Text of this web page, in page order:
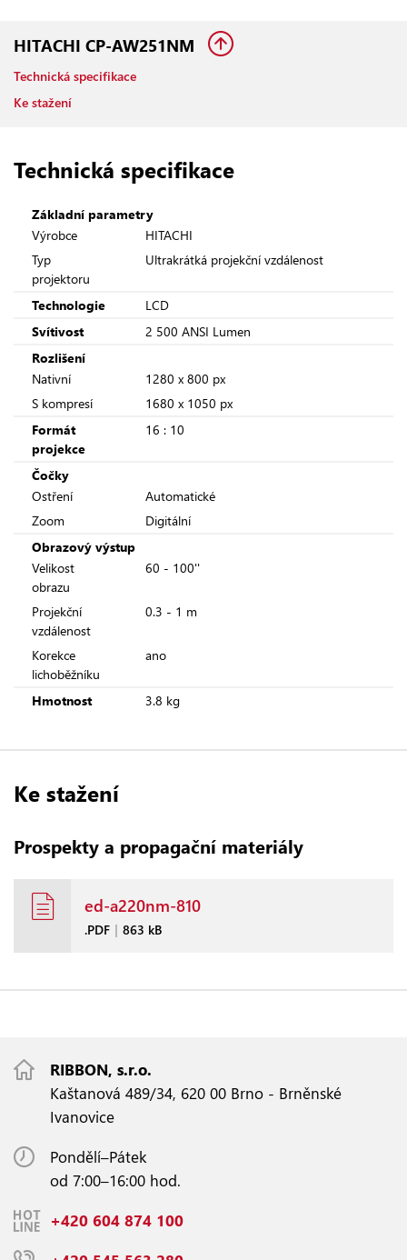
HITACHI CP-AW251NM
Technická specifikace
Ke stažení
Technická specifikace
Základní parametry
Výrobce
HITACHI
Typ
projektoru
Ultrakrátká projekční vzdálenost
Technologie
LCD
Svítivost
2 500 ANSI Lumen
Rozlišení
Nativní
1280 x 800 px
S kompresí
1680 x 1050 px
Formát
projekce
16 : 10
Čočky
Ostření
Automatické
Zoom
Digitální
Obrazový výstup
Velikost
obrazu
60 - 100''
Projekční
vzdálenost
0.3 - 1 m
Korekce
lichoběžníku
ano
Hmotnost 3.8 kg
Ke stažení
Prospekty a propagační materiály
ed-a220nm-810
.PDF | 863 kB
RIBBON, s.r.o.
Kaštanová 489/34, 620 00 Brno - Brněnské
Ivanovice
Pondělí–Pátek
od 7:00–16:00 hod.
+420 604 874 100